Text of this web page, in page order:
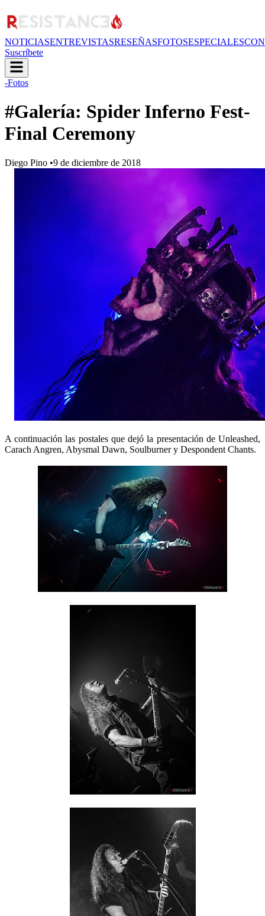
NOTICIASENTREVISTASRESEÑASFOTOSESPECIALES
Suscríbete
-Fotos
#Galería: Spider Inferno Fest-
Final Ceremony
Diego Pino •9 de diciembre de 2018
A continuación las postales que dejó la presentación de Unleashed,
Carach Angren, Abysmal Dawn, Soulburner y Despondent Chants.